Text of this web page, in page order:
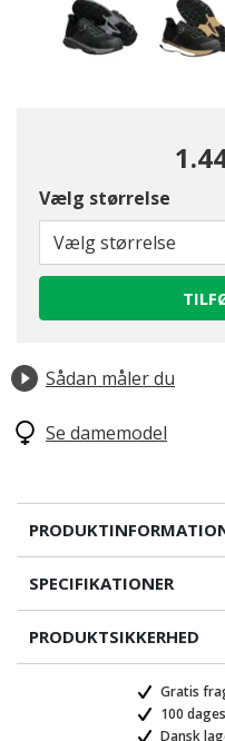
Vælg størrelse
Vælg størrelse
Sådan måler du
Se damemodel
SPECIFIKATIONER
PRODUKTSIKKERHED
Gratis
100
Dansk